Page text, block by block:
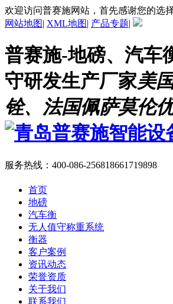
欢迎访问普赛施网站，首先感谢您的选
网站地图| XML地图| 产品专题|
普赛施-地磅、汽车
守研发生产厂家美
铨、法国佩萨莫伦
服务热线： 400-086-256818661719898
首页
地磅
汽车衡
无人值守称重系统
衡器
客户案例
资讯动态
荣誉资质
关于我们
联系我们